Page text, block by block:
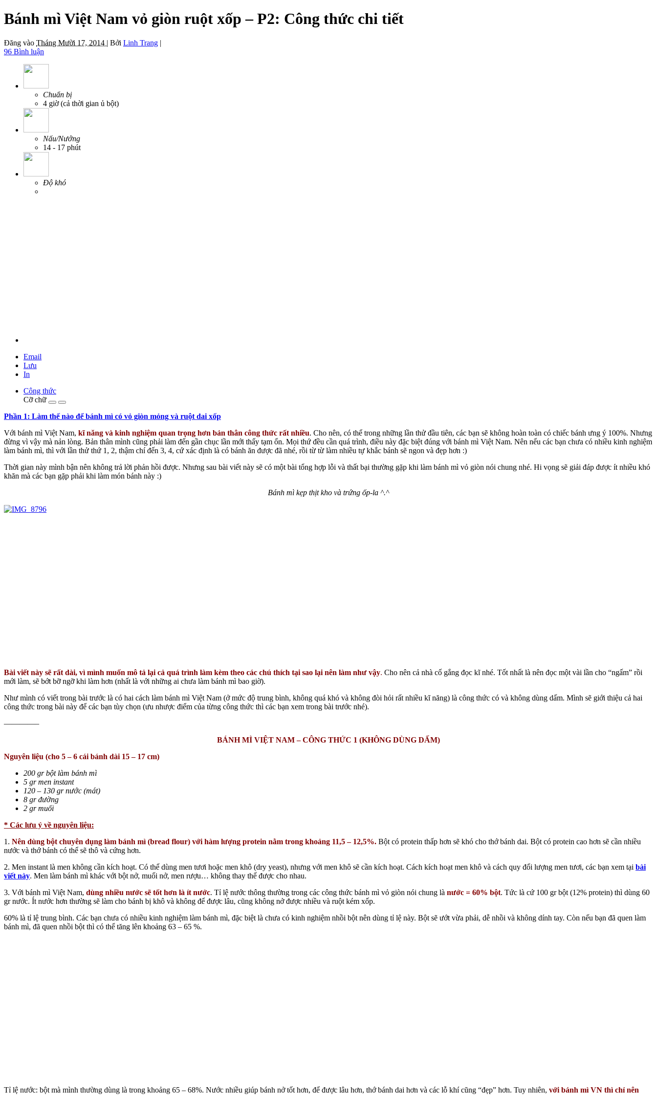
Bánh mì Việt Nam vỏ giòn ruột xốp – P2: Công thức chi tiết
Đăng vào Tháng Mười 17, 2014 | Bởi Linh Trang |
96 Bình luận
Chuẩn bị
4 giờ (cả thời gian ủ bột)
Nấu/Nướng
14 - 17 phút
Độ khó
Email
Lưu
In
Công thức
Cỡ chữ
Phần 1: Làm thế nào để bánh mì có vỏ giòn mỏng và ruột dai xốp
Với bánh mì Việt Nam, kĩ năng và kinh nghiệm quan trọng hơn bản thân công thức rất nhiều. Cho nên, có thể trong những lần thử đầu tiên, các bạn sẽ không hoàn toàn có chiếc bánh ưng ý 100%. Nhưng
đừng vì vậy mà nản lòng. Bản thân mình cũng phải làm đến gần chục lần mới thấy tạm ổn. Mọi thứ đều cần quá trình, điều này đặc biệt đúng với bánh mì Việt Nam. Nên nếu các bạn chưa có nhiều kinh nghiệm
làm bánh mì, thì với lần thử thứ 1, 2, thậm chí đến 3, 4, cứ xác định là có bánh ăn được đã nhé, rồi từ từ làm nhiều tự khắc bánh sẽ ngon và đẹp hơn :)
Thời gian này mình bận nên không trả lời phản hồi được. Nhưng sau bài viết này sẽ có một bài tổng hợp lỗi và thất bại thường gặp khi làm bánh mì vỏ giòn nói chung nhé. Hi vọng sẽ giải đáp được ít nhiều khó
khăn mà các bạn gặp phải khi làm món bánh này :)
Bánh mì kẹp thịt kho và trứng ốp-la ^.^
Bài viết này sẽ rất dài, vì mình muốn mô tả lại cả quá trình làm kèm theo các chú thích tại sao lại nên làm như vậy. Cho nên cả nhà cố gắng đọc kĩ nhé. Tốt nhất là nên đọc một vài lần cho “ngấm” rồi
mới làm, sẽ bớt bỡ ngỡ khi làm hơn (nhất là với những ai chưa làm bánh mì bao giờ).
Như mình có viết trong bài trước là có hai cách làm bánh mì Việt Nam (ở mức độ trung bình, không quá khó và không đòi hỏi rất nhiều kĩ năng) là công thức có và không dùng dấm. Mình sẽ giới thiệu cả hai
công thức trong bài này để các bạn tùy chọn (ưu nhược điểm của từng công thức thì các bạn xem trong bài trước nhé).
————–
BÁNH MÌ VIỆT NAM – CÔNG THỨC 1 (KHÔNG DÙNG DẤM)
Nguyên liệu (cho 5 – 6 cái bánh dài 15 – 17 cm)
200 gr bột làm bánh mì
5 gr men instant
120 – 130 gr nước (mát)
8 gr đường
2 gr muối
* Các lưu ý về nguyên liệu:
1. Nên dùng bột chuyên dụng làm bánh mì (bread flour) với hàm lượng protein nằm trong khoảng 11,5 – 12,5%. Bột có protein thấp hơn sẽ khó cho thớ bánh dai. Bột có protein cao hơn sẽ cần nhiều
nước và thớ bánh có thể sẽ thô và cứng hơn.
2. Men instant là men không cần kích hoạt. Có thể dùng men tươi hoặc men khô (dry yeast), nhưng với men khô sẽ cần kích hoạt. Cách kích hoạt men khô và cách quy đổi lượng men tươi, các bạn xem tại bài
viết này. Men làm bánh mì khác với bột nở, muối nở, men rượu… không thay thế được cho nhau.
3. Với bánh mì Việt Nam, dùng nhiều nước sẽ tốt hơn là ít nước. Tỉ lệ nước thông thường trong các công thức bánh mì vỏ giòn nói chung là nước = 60% bột. Tức là cứ 100 gr bột (12% protein) thì dùng 60
gr nước. Ít nước hơn thường sẽ làm cho bánh bị khô và không để được lâu, cũng không nở được nhiều và ruột kém xốp.
60% là tỉ lệ trung bình. Các bạn chưa có nhiều kinh nghiệm làm bánh mì, đặc biệt là chưa có kinh nghiệm nhồi bột nên dùng tỉ lệ này. Bột sẽ ướt vừa phải, dễ nhồi và không dính tay. Còn nếu bạn đã quen làm
bánh mì, đã quen nhồi bột thì có thể tăng lên khoảng 63 – 65 %.
Tỉ lệ nước: bột mà mình thường dùng là trong khoảng 65 – 68%. Nước nhiều giúp bánh nở tốt hơn, để được lâu hơn, thớ bánh dai hơn và các lỗ khí cũng “đẹp” hơn. Tuy nhiên, với bánh mì VN thì chỉ nên